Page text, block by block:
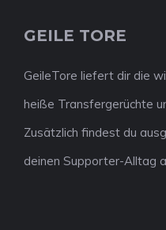
GEILE TORE
GeileTore liefert dir die
heiße Transfergerüchte
Zusätzlich findest du
deinen Supporter-Alltag